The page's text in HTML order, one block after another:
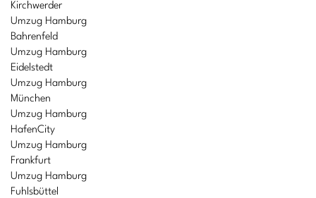
Kirchwerder
Umzug Hamburg
Bahrenfeld
Umzug Hamburg
Eidelstedt
Umzug Hamburg
München
Umzug Hamburg
HafenCity
Umzug Hamburg
Frankfurt
Umzug Hamburg
Fuhlsbüttel